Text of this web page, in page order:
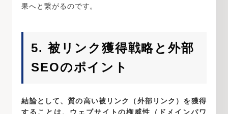
果へと繋がるのです。
5. 被リンク獲得戦略と外部
SEOのポイント
結論として、質の高い被リンク（外部リンク）を獲得
することは、ウェブサイトの権威性（ドメインパワ